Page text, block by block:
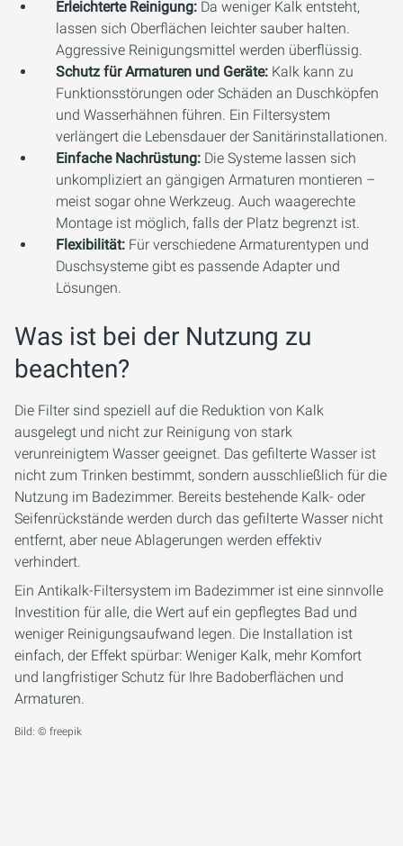
Erleichterte Reinigung: Da weniger Kalk entsteht,
lassen sich Oberflächen leichter sauber halten.
Aggressive Reinigungsmittel werden überflüssig.
Schutz für Armaturen und Geräte: Kalk kann zu
Funktionsstörungen oder Schäden an Duschköpfen
und Wasserhähnen führen. Ein Filtersystem
verlängert die Lebensdauer der Sanitärinstallationen.
Einfache Nachrüstung: Die Systeme lassen sich
unkompliziert an gängigen Armaturen montieren –
meist sogar ohne Werkzeug. Auch waagerechte
Montage ist möglich, falls der Platz begrenzt ist.
Flexibilität: Für verschiedene Armaturentypen und
Duschsysteme gibt es passende Adapter und
Lösungen.
Was ist bei der Nutzung zu
beachten?
Die Filter sind speziell auf die Reduktion von Kalk
ausgelegt und nicht zur Reinigung von stark
verunreinigtem Wasser geeignet. Das gefilterte Wasser ist
nicht zum Trinken bestimmt, sondern ausschließlich für die
Nutzung im Badezimmer. Bereits bestehende Kalk- oder
Seifenrückstände werden durch das gefilterte Wasser nicht
entfernt, aber neue Ablagerungen werden effektiv
verhindert.
Ein Antikalk-Filtersystem im Badezimmer ist eine sinnvolle
Investition für alle, die Wert auf ein gepflegtes Bad und
weniger Reinigungsaufwand legen. Die Installation ist
einfach, der Effekt spürbar: Weniger Kalk, mehr Komfort
und langfristiger Schutz für Ihre Badoberflächen und
Armaturen.
Bild: © freepik